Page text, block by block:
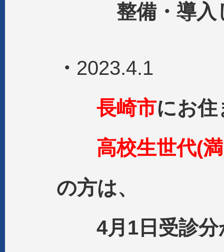
整備・導入し
・ 2023.4.1
長崎市にお
高校生世代(
の方は、
4月1日受診分